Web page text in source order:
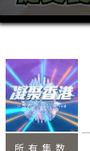
0
seconds
minutes,
7
seconds